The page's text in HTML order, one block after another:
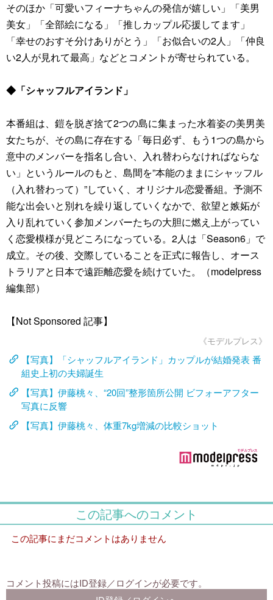
そのほか「可愛いフィーナちゃんの発信が嬉しい」「美男
美女」「全部絵になる」「推しカップル応援してます」
「幸せのおすそ分けありがとう」「お似合いの2人」「仲良
い2人が見れて最高」などとコメントが寄せられている。
◆「シャッフルアイランド」
本番組は、鎧を脱ぎ捨て2つの島に集まった水着姿の美男美
女たちが、その島に存在する「毎日必ず、もう1つの島から
意中のメンバーを指名し合い、入れ替わらなければならな
い」というルールのもと、島間を”本能のままにシャッフル
（入れ替わって）”していく、オリジナル恋愛番組。予測不
能な出会いと別れを繰り返していくなかで、欲望と嫉妬が
入り乱れていく参加メンバーたちの大胆に燃え上がってい
く恋愛模様が見どころになっている。2人は「Season6」で
成立。その後、交際していることを正式に報告し、オース
トラリアと日本で遠距離恋愛を続けていた。（modelpress
編集部）
【Not Sponsored 記事】
《モデルプレス》
【写真】「シャッフルアイランド」カップルが結婚発表 番
組史上初の夫婦誕生
【写真】伊藤桃々、“20回”整形箇所公開 ビフォーアフター
写真に反響
【写真】伊藤桃々、体重7kg増減の比較ショット